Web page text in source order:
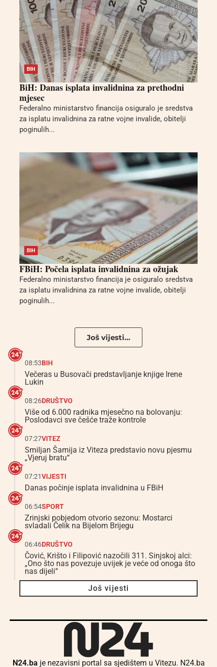
BIH
BiH: Danas isplata invalidnina za prethodni
mjesec
Federalno ministarstvo financija osiguralo je sredstva
za isplatu invalidnina za ratne vojne invalide, obitelji
poginulih...
BIH
FBiH: Počela isplata invalidnina za ožujak
Federalno ministarstvo financija je osiguralo sredstva
za isplatu invalidnina za ratne vojne invalide, obitelji
poginulih...
Još vijesti...
08:53BIH
Večeras u Busovači predstavljanje knjige Irene
Lukin
08:26DRUŠTVO
Više od 6.000 radnika mjesečno na bolovanju:
Poslodavci sve češće traže kontrole
07:27VITEZ
Smiljan Šamija iz Viteza predstavio novu pjesmu
„Vjeruj bratu“
07:21VIJESTI
Danas počinje isplata invalidnina u FBiH
06:54SPORT
Zrinjski pobjedom otvorio sezonu: Mostarci
svladali Čelik na Bijelom Brijegu
06:46DRUŠTVO
Čović, Krišto i Filipović nazočili 311. Sinjskoj alci:
„Ono što nas povezuje uvijek je veće od onoga što
nas dijeli“
Još vijesti
N24.ba je nezavisni portal sa sjedištem u Vitezu. N24.ba